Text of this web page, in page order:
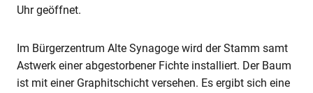
Uhr geöffnet.
Im Bürgerzentrum Alte Synagoge wird der Stamm samt
Astwerk einer abgestorbener Fichte installiert. Der Baum
ist mit einer Graphitschicht versehen. Es ergibt sich eine